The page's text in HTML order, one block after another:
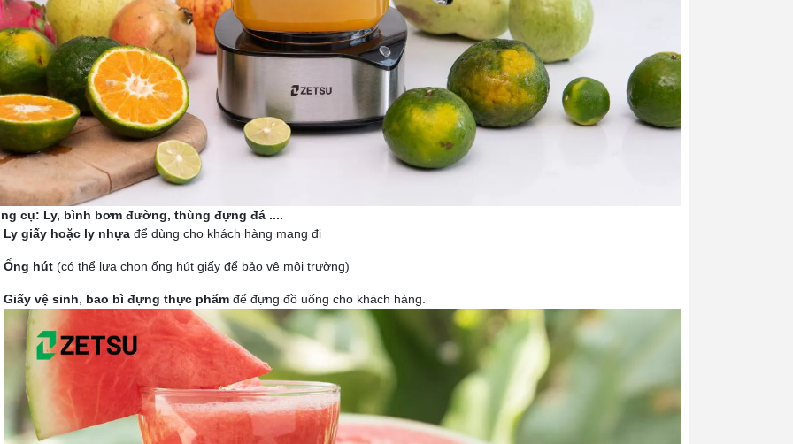
cụ: Ly, bình bơm đường, thùng đựng đá ....
Ly giấy hoặc ly nhựa để dùng cho khách hàng mang đi
Ống hút (có thể lựa chọn ống hút giấy để bảo vệ môi trường)
Giấy vệ sinh bao bì đựng thực phẩm để đựng đồ uống cho khách hàng.